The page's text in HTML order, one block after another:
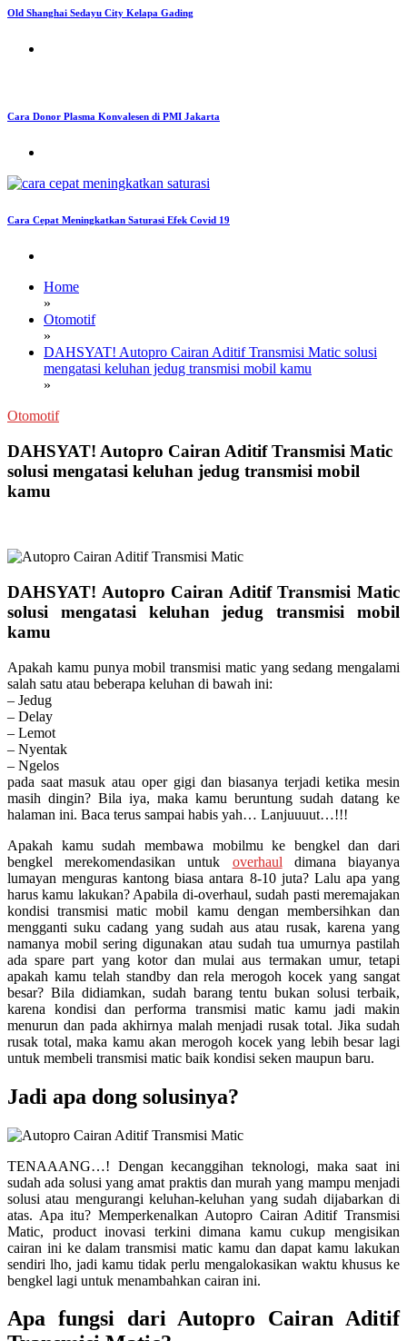
Old Shanghai Sedayu City Kelapa Gading
Cara Donor Plasma Konvalesen di PMI Jakarta
Cara Cepat Meningkatkan Saturasi Efek Covid 19
Home
»
Otomotif
»
DAHSYAT! Autopro Cairan Aditif Transmisi Matic solusi
mengatasi keluhan jedug transmisi mobil kamu
»
Otomotif
DAHSYAT! Autopro Cairan Aditif Transmisi Matic
solusi mengatasi keluhan jedug transmisi mobil
kamu
DAHSYAT! Autopro Cairan Aditif Transmisi Matic
solusi mengatasi keluhan jedug transmisi mobil
kamu
Apakah kamu punya mobil transmisi matic yang sedang mengalami
salah satu atau beberapa keluhan di bawah ini:
– Jedug
– Delay
– Lemot
– Nyentak
– Ngelos
pada saat masuk atau oper gigi dan biasanya terjadi ketika mesin
masih dingin? Bila iya, maka kamu beruntung sudah datang ke
halaman ini. Baca terus sampai habis yah… Lanjuuuut…!!!
Apakah kamu sudah membawa mobilmu ke bengkel dan dari
bengkel merekomendasikan untuk overhaul dimana biayanya
lumayan menguras kantong biasa antara 8-10 juta? Lalu apa yang
harus kamu lakukan? Apabila di-overhaul, sudah pasti meremajakan
kondisi transmisi matic mobil kamu dengan membersihkan dan
mengganti suku cadang yang sudah aus atau rusak, karena yang
namanya mobil sering digunakan atau sudah tua umurnya pastilah
ada spare part yang kotor dan mulai aus termakan umur, tetapi
apakah kamu telah standby dan rela merogoh kocek yang sangat
besar? Bila didiamkan, sudah barang tentu bukan solusi terbaik,
karena kondisi dan performa transmisi matic kamu jadi makin
menurun dan pada akhirnya malah menjadi rusak total. Jika sudah
rusak total, maka kamu akan merogoh kocek yang lebih besar lagi
untuk membeli transmisi matic baik kondisi seken maupun baru.
Jadi apa dong solusinya?
TENAAANG…! Dengan kecanggihan teknologi, maka saat ini
sudah ada solusi yang amat praktis dan murah yang mampu menjadi
solusi atau mengurangi keluhan-keluhan yang sudah dijabarkan di
atas. Apa itu? Memperkenalkan Autopro Cairan Aditif Transmisi
Matic, product inovasi terkini dimana kamu cukup mengisikan
cairan ini ke dalam transmisi matic kamu dan dapat kamu lakukan
sendiri lho, jadi kamu tidak perlu mengalokasikan waktu khusus ke
bengkel lagi untuk menambahkan cairan ini.
Apa fungsi dari Autopro Cairan Aditif